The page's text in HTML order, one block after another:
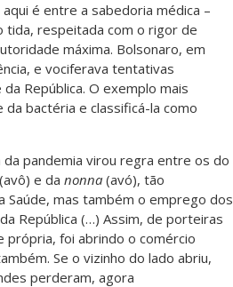
é entre a sabedoria médica –
tida, respeitada com o rigor de
máxima. Bolsonaro, em
e vociferava tentativas
República. O exemplo mais
bactéria e classificá-la como
pandemia virou regra entre os do
(avô) e da nonna (avó), tão
Saúde, mas também o emprego dos
República (…) Assim, de porteiras
própria, foi abrindo o comércio
Se o vizinho do lado abriu,
perderam, agora